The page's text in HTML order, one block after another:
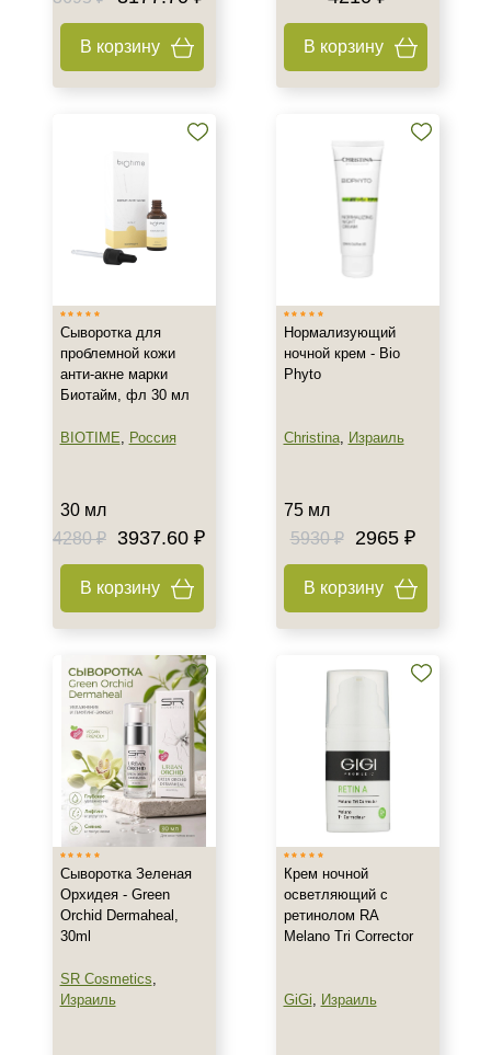
Объём
15 мл
30 мл
Азелаиновая кислота
Аллантоин
Показать еще
Время применения
День
В корзину В корзину
Сыворотка для
проблемной кожи
анти-акне марки
Биотайм, фл 30 мл
BIOTIME, Россия
30 мл
4280 ₽
3937.60 ₽
В корзину
Нормализующий
ночной крем - Bio
Phyto
Christina, Израиль
75 мл
5930 ₽
2965 ₽
В корзину
Сыворотка Зеленая
Орхидея - Green
Orchid Dermaheal,
30ml
SR Cosmetics,
Израиль
Крем ночной
осветляющий с
ретинолом RA
Melano Tri Corrector
GiGi, Израиль